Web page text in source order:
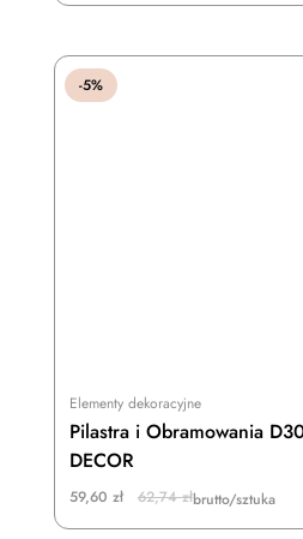
-5%
Elementy dekoracyjne
Pilastra i Obramowania
DECOR
62,74zł
Original
59,60 zł
Current
brutto/sztuka